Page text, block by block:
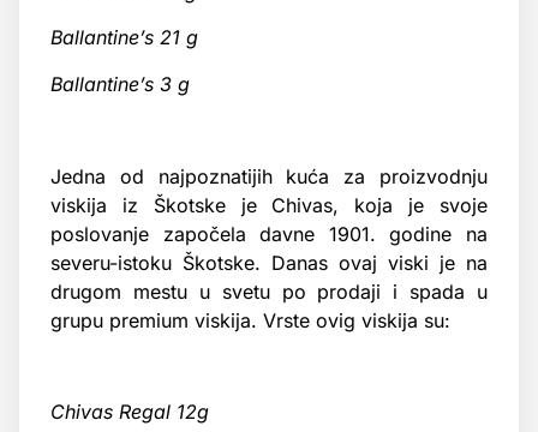
Ballantine’s 21 g
Ballantine’s 3 g
Jedna od najpoznatijih kuća za proizvodnju
viskija iz Škotske je Chivas, koja je svoje
poslovanje započela davne 1901. godine na
severu-istoku Škotske. Danas ovaj viski je na
drugom mestu u svetu po prodaji i spada u
grupu premium viskija. Vrste ovig viskija su:
Chivas Regal 12g